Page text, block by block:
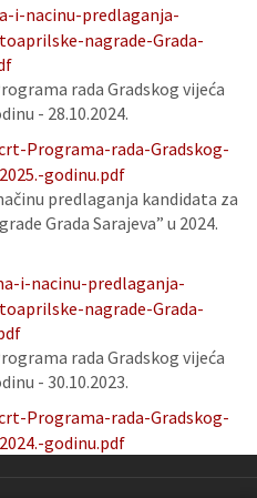
i-nacinu-predlaganja-
nagrade-Grada-
rada Gradskog vijeća
- 28.10.2024.
Programa-rada-Gradskog-
godinu.pdf
predlaganja kandidata za
Grada Sarajeva” u 2024.
i-nacinu-predlaganja-
nagrade-Grada-
rada Gradskog vijeća
- 30.10.2023.
Programa-rada-Gradskog-
godinu.pdf